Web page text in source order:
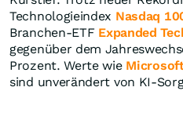
Technologieindex Nasdaq
Branchen-ETF Expanded
gegenüber dem
Prozent. Werte wie
sind unverändert von KI-